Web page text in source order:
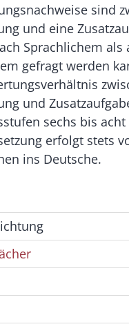
sind
und eine
Sprachlichem als
gefragt werden
und
sechs bis acht
erfolgt stets
ins Deutsche.